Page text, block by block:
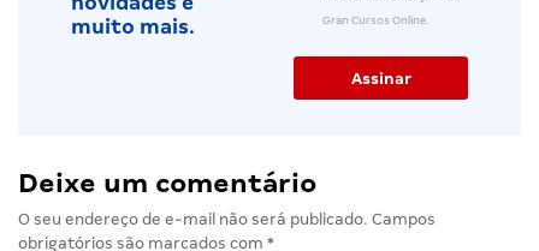
muito mais.
Gran Cursos Online.
Deixe um comentário
O seu endereço de e-mail não será publicado. Campos
obrigatórios são marcados com *